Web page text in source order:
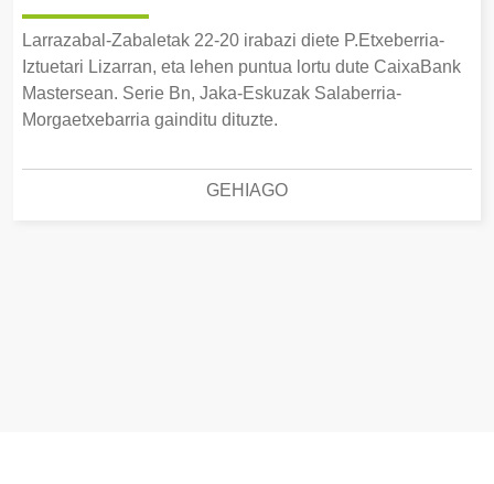
Larrazabal-Zabaletak 22-20 irabazi diete P.Etxeberria-
Iztuetari Lizarran, eta lehen puntua lortu dute CaixaBank
Mastersean. Serie Bn, Jaka-Eskuzak Salaberria-
Morgaetxebarria gainditu dituzte.
GEHIAGO